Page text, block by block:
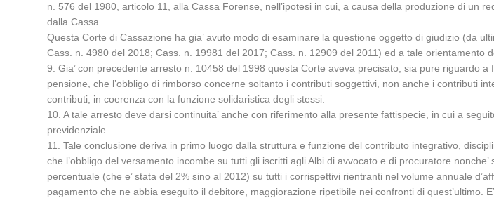
n. 576 del 1980, articolo 11, alla Cassa Forense, nell’ipotesi in cui, a causa della produzione di un
dalla Cassa.
Questa Corte di Cassazione ha gia’ avuto modo di esaminare la questione oggetto di giudizio (da
Cass. n. 4980 del 2018; Cass. n. 19981 del 2017; Cass. n. 12909 del 2011) ed a tale orientamento
9. Gia’ con precedente arresto n. 10458 del 1998 questa Corte aveva precisato, sia pure riguardo
pensione, che l’obbligo di rimborso concerne soltanto i contributi soggettivi, non anche i contributi
contributi, in coerenza con la funzione solidaristica degli stessi.
10. A tale arresto deve darsi continuita’ anche con riferimento alla presente fattispecie, in cui a
previdenziale.
11. Tale conclusione deriva in primo luogo dalla struttura e funzione del contributo integrativo,
che l’obbligo del versamento incombe su tutti gli iscritti agli Albi di avvocato e di procuratore
percentuale (che e’ stata del 2% sino al 2012) su tutti i corrispettivi rientranti nel volume annuale
pagamento che ne abbia eseguito il debitore, maggiorazione ripetibile nei confronti di quest’ultimo.